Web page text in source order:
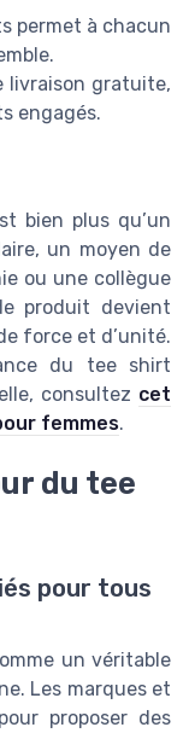
permet à chacun
livraison gratuite,
engagés.
bien plus qu’un
un moyen de
ou une collègue
produit devient
force et d’unité.
du tee shirt
consultez cet
femmes.
du tee
pour tous
un véritable
Les marques et
proposer des